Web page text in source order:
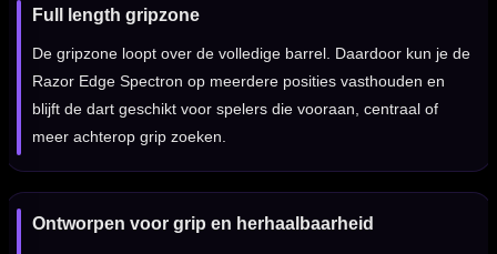
Full length gripzone
De gripzone loopt over de volledige barrel. Daardoor kun je de
Razor Edge Spectron op meerdere posities vasthouden en
blijft de dart geschikt voor spelers die vooraan, centraal of
meer achterop grip zoeken.
Ontworpen voor grip en herhaalbaarheid